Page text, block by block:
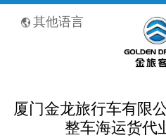
其他语言
厦门金龙旅行车有限
整车海运货代